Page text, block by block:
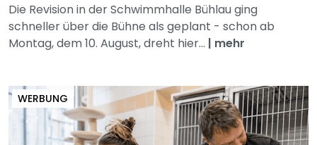
Die Revision in der Schwimmhalle Bühlau ging
schneller über die Bühne als geplant - schon ab
Montag, dem 10. August, dreht hier... | mehr
WERBUNG